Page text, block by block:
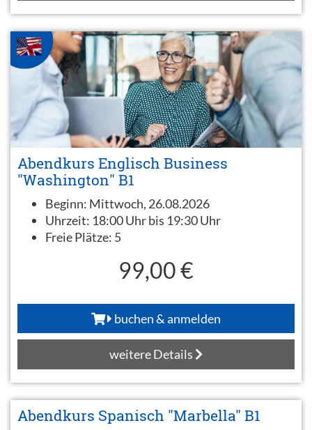
Abendkurs Englisch Business
"Washington" B1
Beginn: Mittwoch, 26.08.2026
Uhrzeit: 18:00 Uhr bis 19:30 Uhr
Freie Plätze: 5
99,00 €
buchen & anmelden
weitere Details
Abendkurs Spanisch "Marbella" B1